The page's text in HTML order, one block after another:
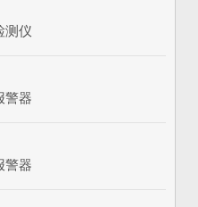
测仪
警器
警器